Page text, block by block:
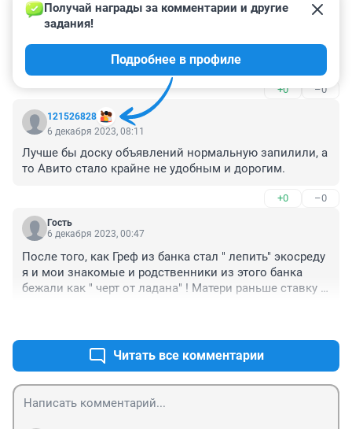
Гость
Так-с, Ефремов, опять забыл пометку о рекламе.
+0 –0
121526828
Получай награды за комментарии и другие
задания!
Подробнее в профиле
6 декабря 2023, 08:11
Лучше бы доску объявлений нормальную запилили, а
то Авито стало крайне не удобным и дорогим.
+0 –0
Гость
6 декабря 2023, 00:47
После того, как Греф из банка стал " лепить" экосреду
я и мои знакомые и родственники из этого банка
бежали как " черт от ладана" ! Матери раньше ставку
агентствос говорят, что не совсем правильном
развитии банка!
Читать все комментарии